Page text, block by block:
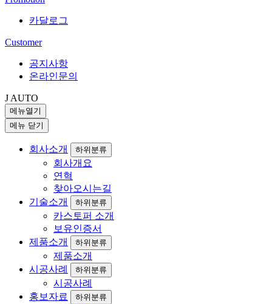
카달로그
Customer
공지사항
온라인문의
J AUTO
메뉴열기
메뉴 닫기
회사소개 하위분류
회사개요
연혁
찾아오시는길
기술소개
하위분류
카스토퍼 소개
보유인증서
제품소개
하위분류
제품소개
시공사례
하위분류
시공사례
홍보자료
하위분류